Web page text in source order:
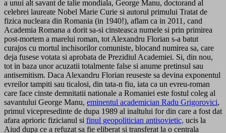
a unui alt savant de talie mondiala, George Manu, doctorand al
celebrei laureate Nobel Marie Curie si autorul primului Tratat de
fizica nucleara din Romania (in 1940!), aflam ca in 2011, cand
Academia Romana a dorit sa-si cinsteasca numele si prin primirea
post-mortem a marelui roman, tot Alexandru Florian s-a batut
curajos cu mortul inchisorilor comuniste, blocand numirea sa, care
deja fusese votata si aprobata de Prezidiul Academiei. Si, din nou,
tot in baza unor acuzatii totalmente false si anume pretinsul sau
antisemitism. Daca Alexandru Florian reuseste sa devina exponentul
evreilor tampiti sau ticalosi, din tata-n fiu, iata ca un evreu-roman
care face cinste demnitatii nationale a Romaniei este fostul coleg al
savantului George Manu, eminentul academician Radu Grigorovici,
primul vicepresedinte de dupa 1989 al inaltului for din care a fost dat
afara aprioric fizicianul si finul geopolitician antisovietic, ucis la
Aiud dupa ce a refuzat sa fie eliberat si transferat la o centrala